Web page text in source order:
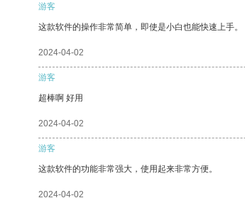
游客
这款软件的操作非常简单，即使是小白也能快速上手。
2024-04-02
游客
超棒啊 好用
2024-04-02
游客
这款软件的功能非常强大，使用起来非常方便。
2024-04-02